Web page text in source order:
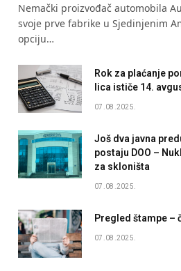
Nemački proizvođač automobila
svoje prve fabrike u Sjedinjenim
opciju…
Rok za plaćanje
lica ističe 14.
07.08.2025.
Još dva javna
postaju DOO –
za skloništa
07.08.2025.
Pregled štampe –
07.08.2025.